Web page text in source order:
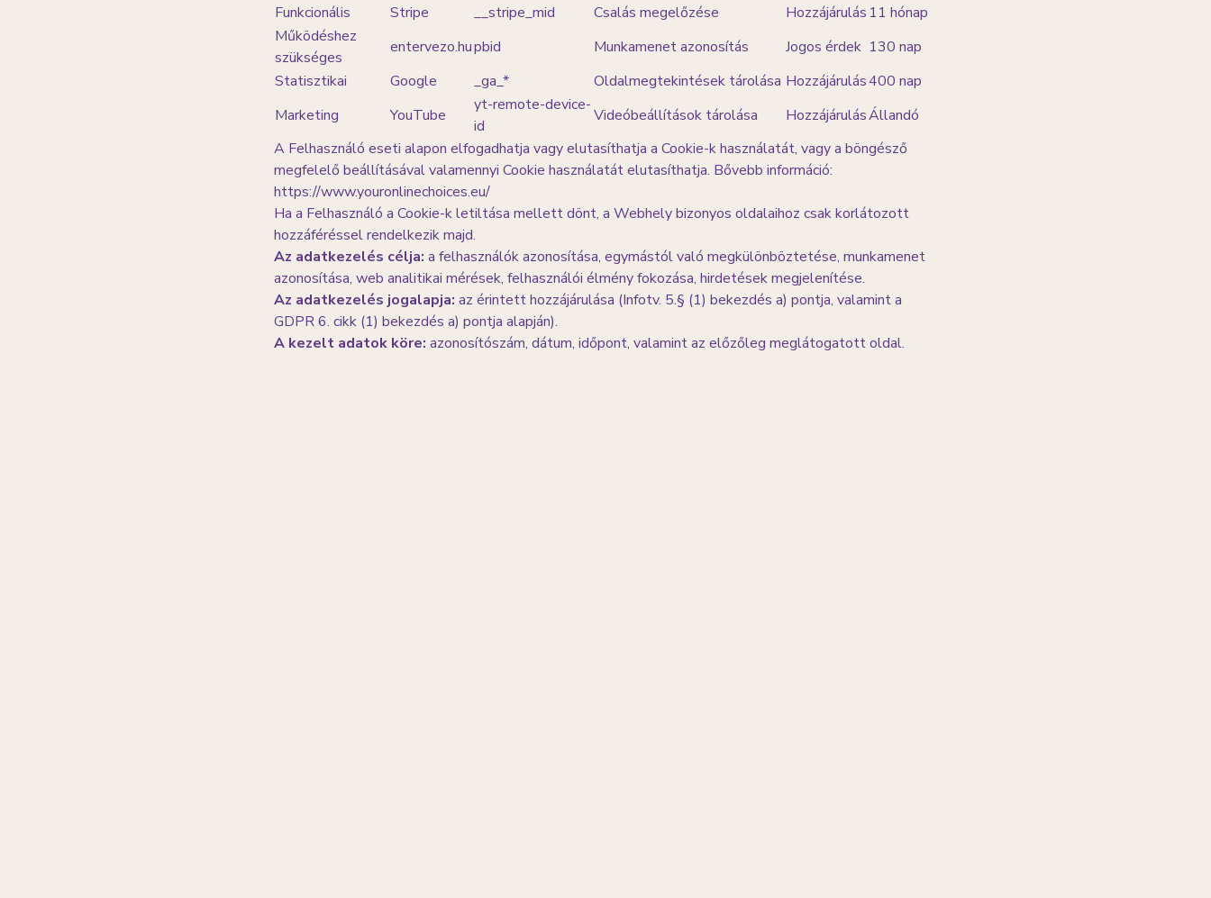
Funkcionális
Stripe __stripe_mid Csalás megelőzése Hozzájárulás 11 hónap
Működéshez
szükséges
entervezo.hupbid Munkamenet azonosítás Jogos érdek 130 nap
Statisztikai
Google _ga_* Oldalmegtekintések tárolása Hozzájárulás400 nap
Marketing
YouTube
yt-remote-device-
id
Videóbeállítások tárolása HozzájárulásÁllandó
A Felhasználó eseti alapon elfogadhatja vagy elutasíthatja a Cookie-k használatát, vagy a böngésző
megfelelő beállításával valamennyi Cookie használatát elutasíthatja. Bővebb információ:
https://www.youronlinechoices.eu/
Ha a Felhasználó a Cookie-k letiltása mellett dönt, a Webhely bizonyos oldalaihoz csak korlátozott
hozzáféréssel rendelkezik majd.
Az adatkezelés célja: a felhasználók azonosítása, egymástól való megkülönböztetése, munkamenet
azonosítása, web analitikai mérések, felhasználói élmény fokozása, hirdetések megjelenítése.
Az adatkezelés jogalapja: az érintett hozzájárulása (Infotv. 5.§ (1) bekezdés a) pontja, valamint a
GDPR 6. cikk (1) bekezdés a) pontja alapján).
A kezelt adatok köre: azonosítószám, dátum, időpont, valamint az előzőleg meglátogatott oldal.